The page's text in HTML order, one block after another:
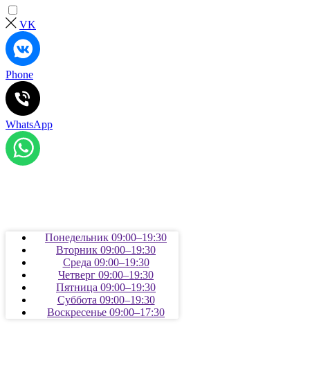
VK
Phone
WhatsApp
Понедельник 09:00–19:30
Вторник 09:00–19:30
Среда 09:00–19:30
Четверг 09:00–19:30
Пятница 09:00–19:30
Суббота 09:00–19:30
Воскресенье 09:00–17:30